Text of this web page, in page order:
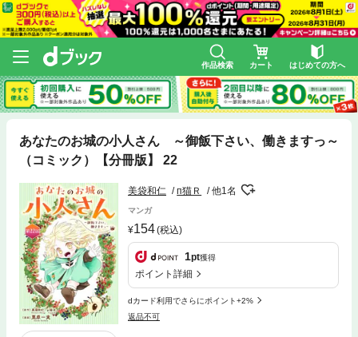
作品検索 カート はじめての方へ
あなたのお城の小人さん ～御飯下さい、働きますっ～
（コミック）【分冊版】 22
美袋和仁 п猫Ｒ 他1名
マンガ
154(税込)
1pt獲得
ポイント詳細
dカード利用でさらにポイント+2%
返品不可